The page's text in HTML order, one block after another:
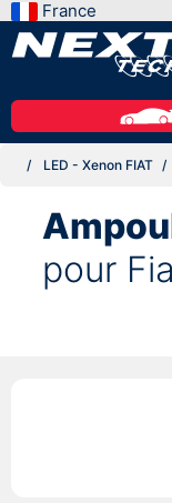
France
LED - Xenon FIAT
pour